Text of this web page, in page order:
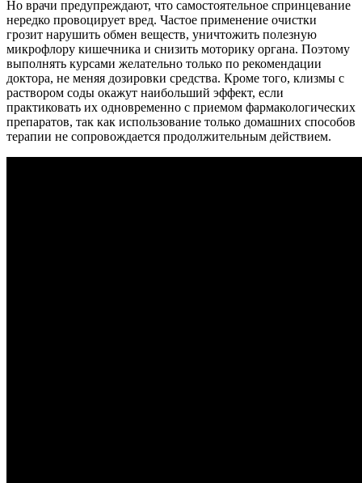
Но врачи предупреждают, что самостоятельное спринцевание
нередко провоцирует вред. Частое применение очистки
грозит нарушить обмен веществ, уничтожить полезную
микрофлору кишечника и снизить моторику органа. Поэтому
выполнять курсами желательно только по рекомендации
доктора, не меняя дозировки средства. Кроме того, клизмы с
раствором соды окажут наибольший эффект, если
практиковать их одновременно с приемом фармакологических
препаратов, так как использование только домашних способов
терапии не сопровождается продолжительным действием.